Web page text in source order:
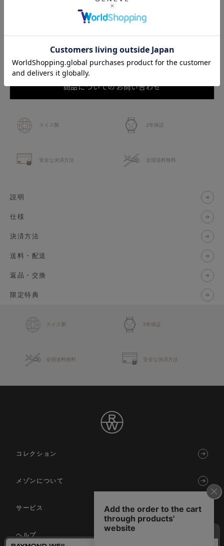
お気に入りに登録する
カートに入れる ＞
商品についてのお問い合わせ
スイス製 2年保証
安全な決済方法 全国送料無料
説明
仕様
決済方法
送料・配送
返品・交換
限定特典
スイス製 2年保証
全国送料無料 安全な決済方法
コレクション
メゾンについて
サービス
ヘルプ